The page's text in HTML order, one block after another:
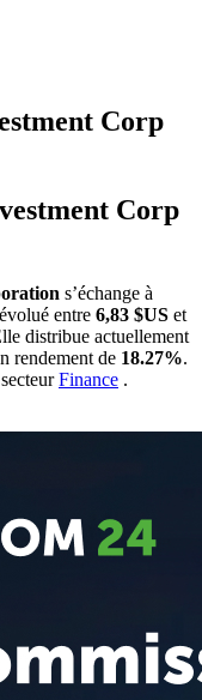
Corp
Corp
s’échange à
entre 6,83 $US et
distribue actuellement
rendement de 18.27%.
Finance .